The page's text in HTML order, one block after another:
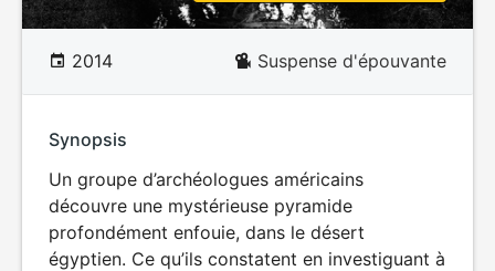
2014 Suspense d'épouvante
Synopsis
Un groupe d’archéologues américains
découvre une mystérieuse pyramide
profondément enfouie, dans le désert
égyptien. Ce qu’ils constatent en investiguant à